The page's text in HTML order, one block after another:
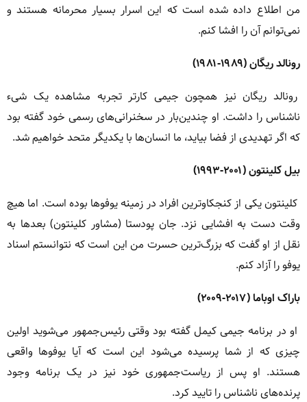
من اطلاع داده شده است که این اسرار بسیار محرمانه هستند و
نمی‌توانم آن را افشا کنم.
رونالد ریگان (۱۹۸۹-۱۹۸۱)
رونالد ریگان نیز همچون جیمی کارتر تجربه مشاهده یک شیء
ناشناس را داشت. او چندین‌بار در سخنرانی‌های رسمی خود گفته بود
که اگر تهدیدی از فضا بیاید، ما انسان‌ها با یکدیگر متحد خواهیم شد.
بیل کلینتون (۲۰۰۱-۱۹۹۳)
کلینتون یکی از کنجکاوترین افراد در زمینه یوفوها بوده است. اما هیچ
وقت دست به افشایی نزد. جان پودستا (مشاور کلینتون) بعدها به
نقل از او گفت که بزرگ‌ترین حسرت من این است که نتوانستم اسناد
یوفو را آزاد کنم.
باراک اوباما (۲۰۱۷-۲۰۰۹)
او در برنامه جیمی کیمل گفته بود وقتی رئیس‌جمهور می‌شوید اولین
چیزی که از شما پرسیده می‌شود این است که آیا یوفوها واقعی
هستند. او پس از ریاست‌جمهوری خود نیز در یک برنامه وجود
پرنده‌های ناشناس را تایید کرد.